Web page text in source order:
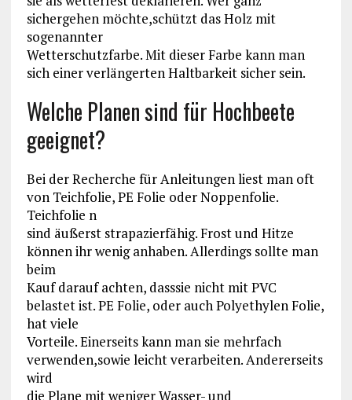
sichergehen möchte,schützt das Holz mit
sogenannter
Wetterschutzfarbe. Mit dieser Farbe kann man
sich einer verlängerten Haltbarkeit sicher sein.
Welche Planen sind für Hochbeete
geeignet?
Bei der Recherche für Anleitungen liest man oft
von Teichfolie, PE Folie oder Noppenfolie.
Teichfolie n
sind äußerst strapazierfähig. Frost und Hitze
können ihr wenig anhaben. Allerdings sollte man
beim
Kauf darauf achten, dasssie nicht mit PVC
belastet ist. PE Folie, oder auch Polyethylen Folie,
hat viele
Vorteile. Einerseits kann man sie mehrfach
verwenden,sowie leicht verarbeiten. Andererseits
wird
die Plane mit weniger Wasser- und